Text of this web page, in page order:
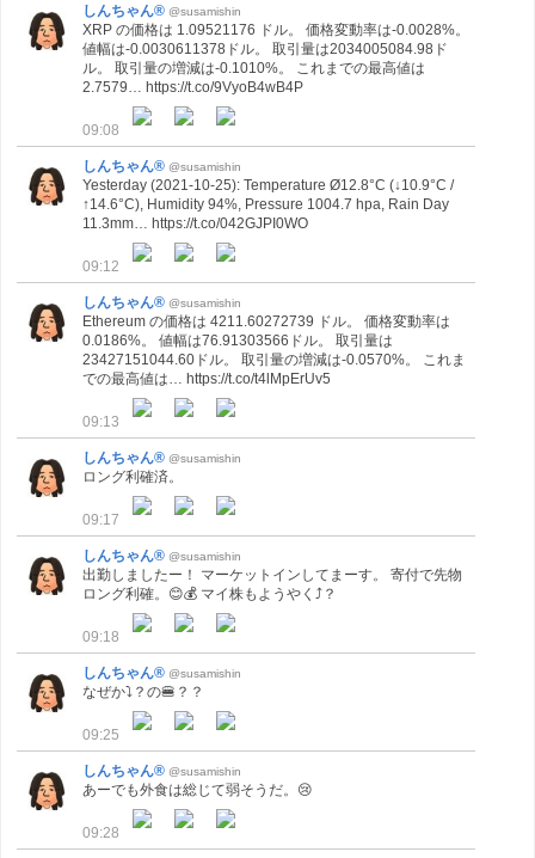
しんちゃん® @susamishin
XRP の価格は 1.09521176 ドル。 価格変動率は-0.0028%。
値幅は-0.0030611378ドル。 取引量は2034005084.98ド
ル。 取引量の増減は-0.1010%。 これまでの最高値は
2.7579… https://t.co/9VyoB4wB4P
09:08
しんちゃん® @susamishin
Yesterday (2021-10-25): Temperature Ø12.8°C (↓10.9°C /
↑14.6°C), Humidity 94%, Pressure 1004.7 hpa, Rain Day
11.3mm… https://t.co/042GJPI0WO
09:12
しんちゃん® @susamishin
Ethereum の価格は 4211.60272739 ドル。 価格変動率は
0.0186%。 値幅は76.91303566ドル。 取引量は
23427151044.60ドル。 取引量の増減は-0.0570%。 これま
での最高値は… https://t.co/t4lMpErUv5
09:13
しんちゃん® @susamishin
ロング利確済。
09:17
しんちゃん® @susamishin
出勤しましたー！ マーケットインしてまーす。 寄付で先物
ロング利確。😊💰 マイ株もようやく⤴？
09:18
しんちゃん® @susamishin
なぜか⤵？の🍔？？
09:25
しんちゃん® @susamishin
あーでも外食は総じて弱そうだ。😢
09:28